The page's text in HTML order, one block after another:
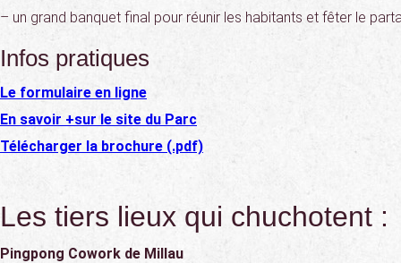
– un grand banquet final pour réunir les habitants et fêter le
Infos pratiques
Le formulaire en ligne
En savoir +sur le site du Parc
Télécharger la brochure (.pdf)
Les tiers lieux qui chuchotent :
Pingpong Cowork de Millau